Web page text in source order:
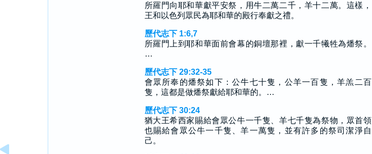
所羅門向耶和華獻平安祭，用牛二萬二千，羊十二萬。這樣，
王和以色列眾民為耶和華的殿行奉獻之禮。
歷代志下 1:6,7
所羅門上到耶和華面前會幕的銅壇那裡，獻一千犧牲為燔祭。
…
歷代志下 29:32-35
會眾所奉的燔祭如下：公牛七十隻，公羊一百隻，羊羔二百
隻，這都是做燔祭獻給耶和華的。…
歷代志下 30:24
猶大王希西家賜給會眾公牛一千隻、羊七千隻為祭物，眾首領
也賜給會眾公牛一千隻、羊一萬隻，並有許多的祭司潔淨自
己。